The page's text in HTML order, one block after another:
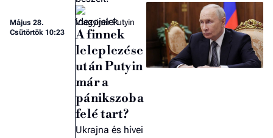
Május 28.
Csütörtök 10:23
Vlagyimir Putyin
A finnek
leleplezése
után Putyin
már a
pánikszoba
felé tart?
Ukrajna és hívei